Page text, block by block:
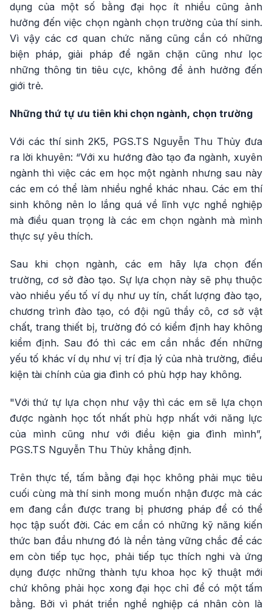
dụng của một số bằng đại học ít nhiều cũng ảnh
hưởng đến việc chọn ngành chọn trường của thí sinh.
Vì vậy các cơ quan chức năng cũng cần có những
biện pháp, giải pháp để ngăn chặn cũng như lọc
những thông tin tiêu cực, không để ảnh hưởng đến
giới trẻ.
Những thứ tự ưu tiên khi chọn ngành, chọn trường
Với các thí sinh 2K5, PGS.TS Nguyễn Thu Thủy đưa
ra lời khuyên: “Với xu hướng đào tạo đa ngành, xuyên
ngành thì việc các em học một ngành nhưng sau này
các em có thể làm nhiều nghề khác nhau. Các em thí
sinh không nên lo lắng quá về lĩnh vực nghề nghiệp
mà điều quan trọng là các em chọn ngành mà mình
thực sự yêu thích.
Sau khi chọn ngành, các em hãy lựa chọn đến
trường, cơ sở đào tạo. Sự lựa chọn này sẽ phụ thuộc
vào nhiều yếu tố ví dụ như uy tín, chất lượng đào tạo,
chương trình đào tạo, có đội ngũ thầy cô, cơ sở vật
chất, trang thiết bị, trường đó có kiểm định hay không
kiểm định. Sau đó thì các em cần nhắc đến những
yếu tố khác ví dụ như vị trí địa lý của nhà trường, điều
kiện tài chính của gia đình có phù hợp hay không.
"Với thứ tự lựa chọn như vậy thì các em sẽ lựa chọn
được ngành học tốt nhất phù hợp nhất với năng lực
của mình cũng như với điều kiện gia đình mình”,
PGS.TS Nguyễn Thu Thủy khẳng định.
Trên thực tế, tấm bằng đại học không phải mục tiêu
cuối cùng mà thí sinh mong muốn nhận được mà các
em đang cần được trang bị phương pháp để có thể
học tập suốt đời. Các em cần có những kỹ năng kiến
thức ban đầu nhưng đó là nền tảng vững chắc để các
em còn tiếp tục học, phải tiếp tục thích nghi và ứng
dụng được những thành tựu khoa học kỹ thuật mới
chứ không phải học xong đại học chỉ để có một tấm
bằng. Bởi vì phát triển nghề nghiệp cá nhân còn là